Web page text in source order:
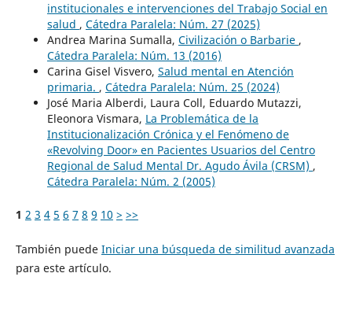
institucionales e intervenciones del Trabajo Social en
salud , Cátedra Paralela: Núm. 27 (2025)
Andrea Marina Sumalla, Civilización o Barbarie ,
Cátedra Paralela: Núm. 13 (2016)
Carina Gisel Visvero, Salud mental en Atención
primaria. , Cátedra Paralela: Núm. 25 (2024)
José Maria Alberdi, Laura Coll, Eduardo Mutazzi,
Eleonora Vismara, La Problemática de la
Institucionalización Crónica y el Fenómeno de
«Revolving Door» en Pacientes Usuarios del Centro
Regional de Salud Mental Dr. Agudo Ávila (CRSM) ,
Cátedra Paralela: Núm. 2 (2005)
1 2 3 4 5 6 7 8 9 10 > >>
También puede Iniciar una búsqueda de similitud avanzada
para este artículo.